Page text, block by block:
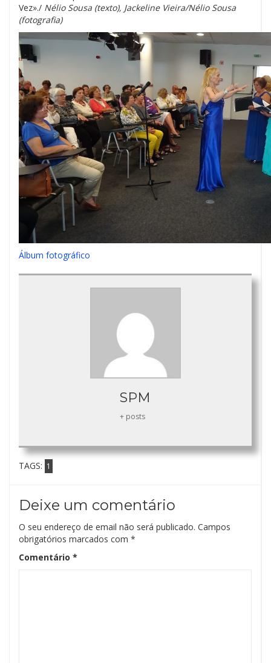
Vez»./ Nélio Sousa (texto), Jackeline Vieira/Nélio Sousa
(fotografia)
Álbum fotográfico
SPM
+ posts
TAGS: 1
Deixe um comentário
O seu endereço de email não será publicado. Campos
obrigatórios marcados com *
Comentário *